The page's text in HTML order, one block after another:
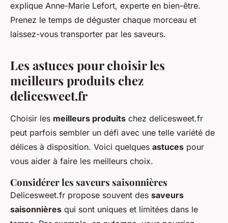
explique Anne-Marie Lefort, experte en bien-être.
Prenez le temps de déguster chaque morceau et
laissez-vous transporter par les saveurs.
Les astuces pour choisir les
meilleurs produits chez
delicesweet.fr
Choisir les meilleurs produits chez delicesweet.fr
peut parfois sembler un défi avec une telle variété de
délices à disposition. Voici quelques astuces pour
vous aider à faire les meilleurs choix.
Considérer les saveurs saisonnières
Delicesweet.fr propose souvent des saveurs
saisonnières qui sont uniques et limitées dans le